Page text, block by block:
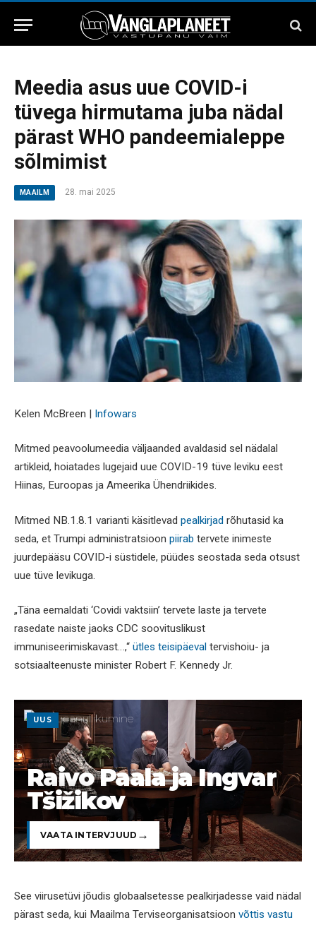
Meedia asus uue COVID-i
tüvega hirmutama juba nädal
pärast WHO pandeemialeppe
sõlmimist
MAAILM 28. mai 2025
Kelen McBreen | Infowars
Mitmed peavoolumeedia väljaanded avaldasid sel nädalal
artikleid, hoiatades lugejaid uue COVID-19 tüve leviku eest
Hiinas, Euroopas ja Ameerika Ühendriikides.
Mitmed NB.1.8.1 varianti käsitlevad pealkirjad rõhutasid ka
seda, et Trumpi administratsioon piirab tervete inimeste
juurdepääsu COVID-i süstidele, püüdes seostada seda otsust
uue tüve levikuga.
„Täna eemaldati ‘Covidi vaktsiin’ tervete laste ja tervete
rasedate naiste jaoks CDC soovituslikust
immuniseerimiskavast…,“ ütles teisipäeval tervishoiu- ja
sotsiaalteenuste minister Robert F. Kennedy Jr.
UUS
Raivo Paala ja Ingvar
Tšižikov
VAATA INTERVJUUD
See viirusetüvi jõudis globaalsetesse pealkirjadesse vaid nädal
pärast seda, kui Maailma Terviseorganisatsioon võttis vastu